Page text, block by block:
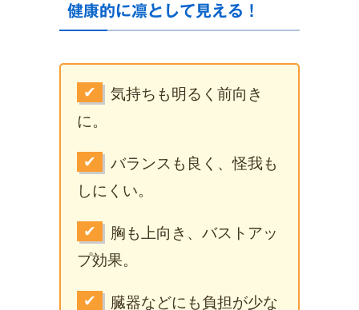
健康的に凛として見える！
✔
気持ちも明るく前向き
に。
✔
バランスも良く、怪我も
しにくい。
✔
胸も上向き、バストアッ
プ効果。
✔ 臓器などにも負担が少な